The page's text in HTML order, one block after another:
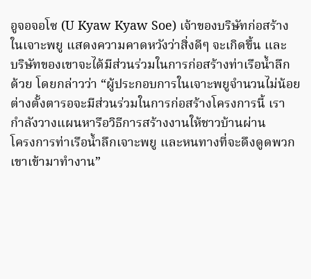
อูจอจอโซ (U Kyaw Kyaw Soe) เจ้าของบริษัทก่อสร้าง
ในเจาะพยู แสดงความคาดหวังว่าสิ่งดีๆ จะเกิดขึ้น และ
บริษัทของเขาจะได้มีส่วนร่วมในการก่อสร้างท่าเรือน้ำลึก
ด้วย โดยกล่าวว่า “ผู้ประกอบการในเจาะพยูจำนวนไม่น้อย
ต่างตั้งตารอจะมีส่วนร่วมในการก่อสร้างโครงการนี้ เรา
กำลังวางแผนหารือวิธีการสร้างงานให้ชาวบ้านผ่าน
โครงการท่าเรือน้ำลึกเจาะพยู และหนทางที่จะดึงดูดพวก
เขาเข้ามาทำงาน”